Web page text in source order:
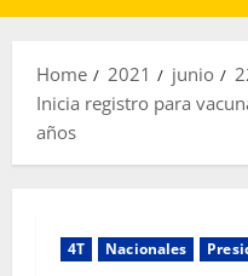
Home 2021 junio
Inicia registro para
años
4T Nacionales